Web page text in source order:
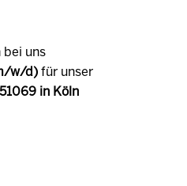
bei uns
w/d) für unser
51069 in Köln